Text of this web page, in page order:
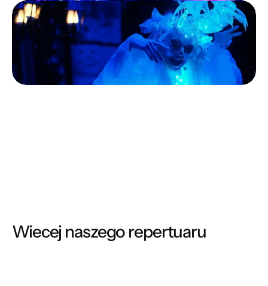
Wiecej naszego repertuaru